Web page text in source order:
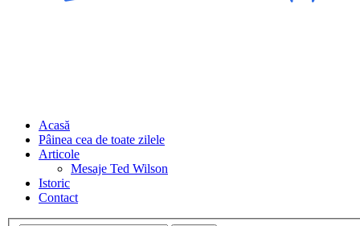
Acasă
Pâinea cea de toate zilele
Articole
Mesaje Ted Wilson
Istoric
Contact